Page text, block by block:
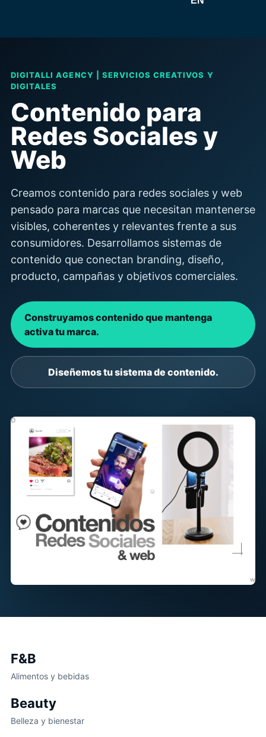
DIGITALLI AGENCY | SERVICIOS CREATIVOS Y
DIGITALES
Contenido para
Redes Sociales y
Web
Creamos contenido para redes sociales y web
pensado para marcas que necesitan mantenerse
visibles, coherentes y relevantes frente a sus
consumidores. Desarrollamos sistemas de
contenido que conectan branding, diseño,
producto, campañas y objetivos comerciales.
Construyamos contenido que mantenga
activa tu marca.
Diseñemos tu sistema de contenido.
F&B
Alimentos y bebidas
Beauty
Belleza y bienestar